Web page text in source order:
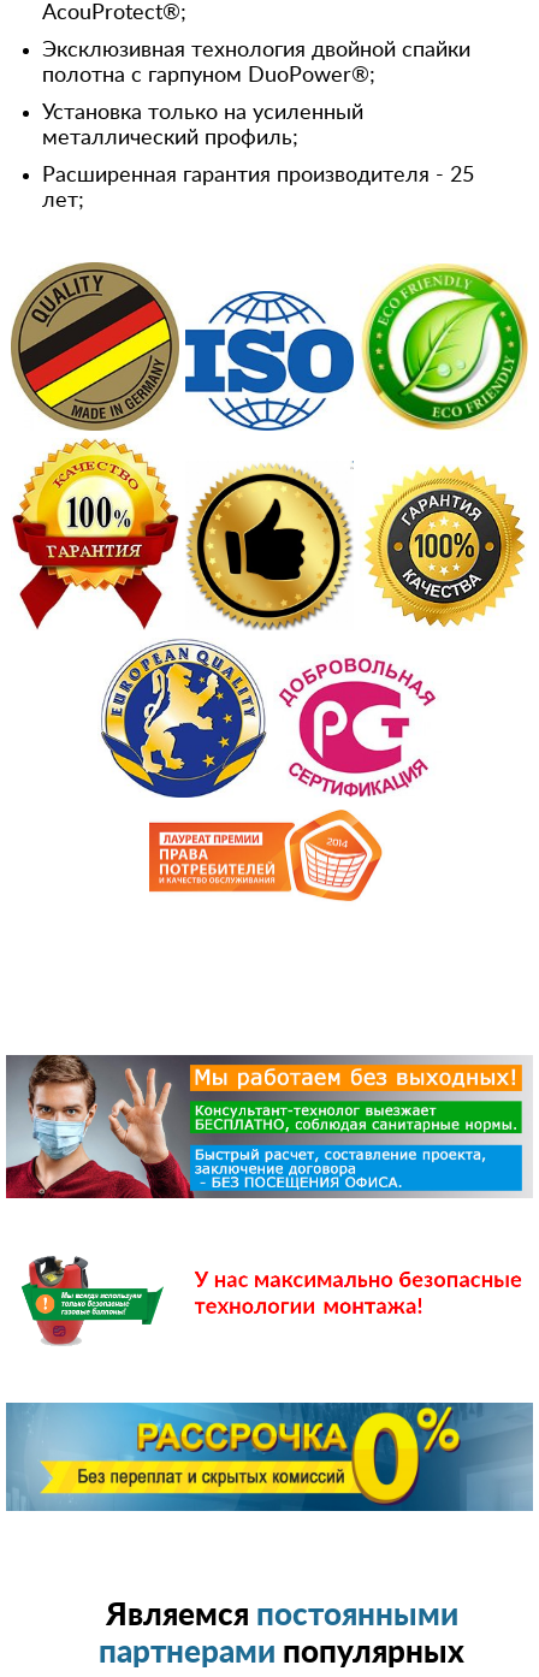
AcouProtect®;
Эксклюзивная технология двойной спайки
полотна с гарпуном DuoPower®;
Установка только на усиленный
металлический профиль;
Расширенная гарантия производителя - 25
лет;
Являемся постоянными
партнерами популярных